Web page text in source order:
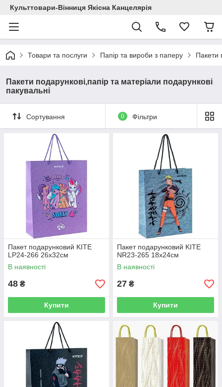
Культтовари-Вінниця Якісна Канцелярія
Товари та послуги Папір та вироби з паперу Пакети
Пакети подарункові,папір та матеріали подарункові
пакувальні
Сортування 0 Фільтри
Пакет подарунковий KITE
LP24-266 26х32см
В наявності
48 ₴
Купити
Пакет подарунковий KITE
NR23-265 18х24см
В наявності
27 ₴
Купити